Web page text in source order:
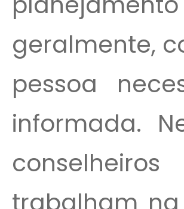
geralmente,
pessoa
informada.